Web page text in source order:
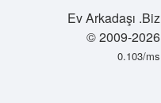
Ev Arkadaşı .Biz
© 2009-2026
0.103/ms